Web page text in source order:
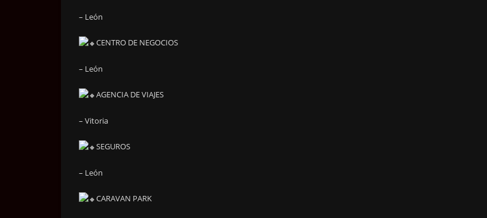
– León
CENTRO DE NEGOCIOS
– León
AGENCIA DE VIAJES
– Vitoria
SEGUROS
– León
CARAVAN PARK